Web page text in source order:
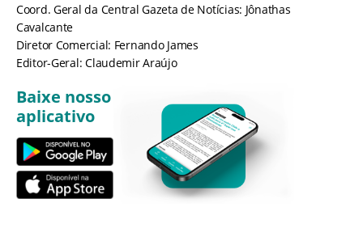
Coord. Geral da Central Gazeta de Notícias: Jônathas
Cavalcante
Diretor Comercial: Fernando James
Editor-Geral: Claudemir Araújo
Baixe nosso
aplicativo